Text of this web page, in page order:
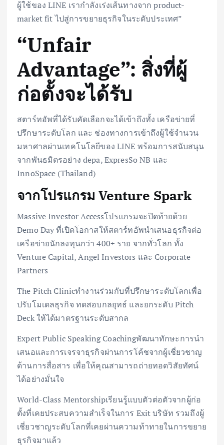
ผู้ใช้ของ LINE เรากำลังเร่งเส้นทางจาก product-
market fit ไปสู่การขยายธุรกิจในระดับประเทศ”
“Unfair
Advantage”: สิ่งที่ผู้
ก่อตั้งจะได้รับ
สตาร์ทอัพที่ได้รับคัดเลือกจะได้เข้าถึงทั้ง เครือข่ายที่
ปรึกษาระดับโลก และ ช่องทางการเข้าถึงผู้ใช้จำนวน
มหาศาลผ่านเทคโนโลยีของ LINE พร้อมการสนับสนุน
จากพันธมิตรอย่าง depa, ExpresSo NB และ
InnoSpace (Thailand)
จากโปรแกรม Venture Spark
Massive Investor Accessโปรแกรมจะปิดท้ายด้วย
Demo Day ที่เปิดโอกาสให้สตาร์ทอัพนำเสนอธุรกิจต่อ
เครือข่ายนักลงทุนกว่า 400+ ราย จากทั่วโลก ทั้ง
Venture Capital, Angel Investors และ Corporate
Partners
The Pitch Clinicทำงานร่วมกับที่ปรึกษาระดับโลกเพื่อ
ปรับโมเดลธุรกิจ ทดสอบกลยุทธ์ และยกระดับ Pitch
Deck ให้ได้มาตรฐานระดับสากล
Expert Public Speaking Coachingพัฒนาทักษะการนำ
เสนอและการเจรจาธุรกิจผ่านการโค้ชจากผู้เชี่ยวชาญ
ด้านการสื่อสาร เพื่อให้คุณสามารถถ่ายทอดวิสัยทัศน์
ได้อย่างมั่นใจ
World-Class Mentorshipเรียนรู้แบบตัวต่อตัวจากผู้ก่อ
ตั้งที่เคยประสบความสำเร็จในการ Exit บริษัท รวมถึงผู้
เชี่ยวชาญระดับโลกที่เคยผ่านความท้าทายในการขยาย
ธุรกิจมาแล้ว